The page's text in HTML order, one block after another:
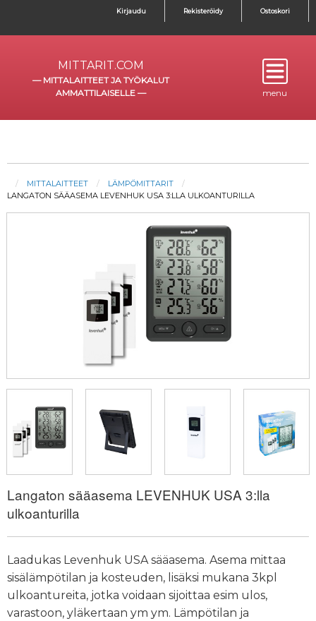
Kirjaudu Rekisteröidy Ostoskori
MITTARIT.COM
— MITTALAITTEET JA TYÖKALUT
AMMATTILAISELLE — menu
MITTALAITTEET
LÄMPÖMITTARIT
LANGATON SÄÄASEMA LEVENHUK USA 3:LLA ULKOANTURILLA
Langaton sääasema LEVENHUK USA 3:lla
ulkoanturilla
Laadukas Levenhuk USA sääasema. Asema mittaa
sisälämpötilan ja kosteuden, lisäksi mukana 3kpl
ulkoantureita, jotka voidaan sijoittaa esim ulos,
varastoon, yläkertaan ym ym. Lämpötilan ja